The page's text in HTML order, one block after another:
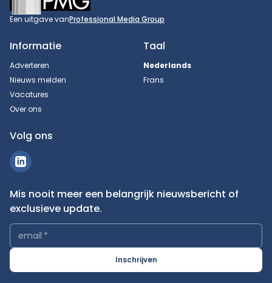
Een uitgave vanProfessional Media Group
Informatie
Adverteren
Nieuws melden
Vacatures
Over ons
Taal
Nederlands
Frans
Volg ons
Mis nooit meer een belangrijk nieuwsbericht of
exclusieve update.
email *
Inschrijven